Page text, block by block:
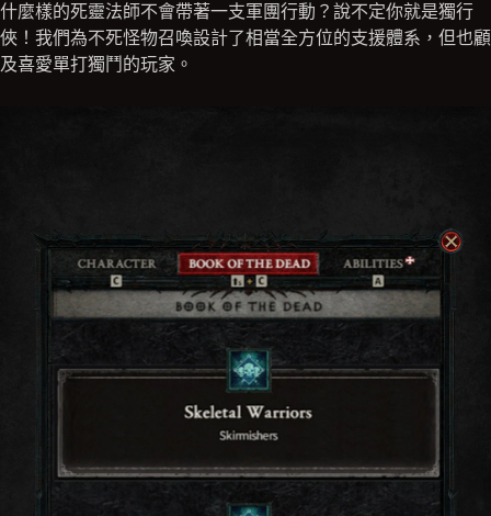
什麼樣的死靈法師不會帶著一支軍團行動？說不定你就是獨行
俠！我們為不死怪物召喚設計了相當全方位的支援體系，但也顧
及喜愛單打獨鬥的玩家。